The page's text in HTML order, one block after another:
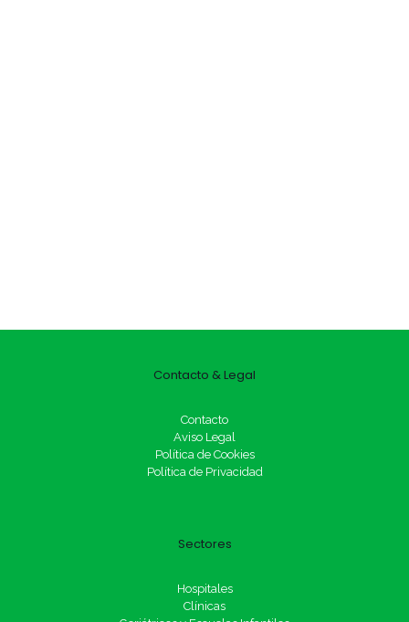
Contacto & Legal
Contacto
Aviso Legal
Política de Cookies
Política de Privacidad
Sectores
Hospitales
Clínicas